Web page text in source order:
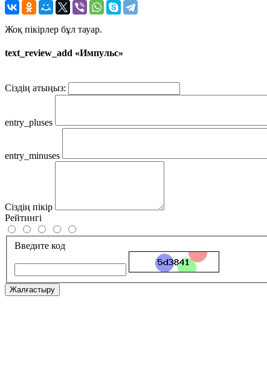
Жоқ пікірлер бұл тауар.
text_review_add «Импульс»
Сіздің атыңыз:
entry_pluses
entry_minuses
Сіздің пікір
Рейтингі
Введите код
Жалғастыру